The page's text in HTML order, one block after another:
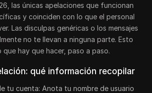
las únicas apelaciones que funcionan
y coinciden con lo que el personal
Las disculpas genéricas o los mensajes
no te llevan a ninguna parte. Esto
que hay que hacer, paso a paso.
qué información recopilar
tu cuenta: Anota tu nombre de usuario